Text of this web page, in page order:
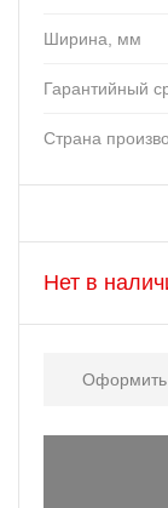
Ширина, мм
Гарантийный
Страна
Нет в
Оформить